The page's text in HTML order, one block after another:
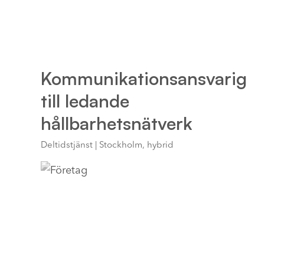
Kommunikationsansvarig
till ledande
hållbarhetsnätverk
Deltidstjänst | Stockholm, hybrid